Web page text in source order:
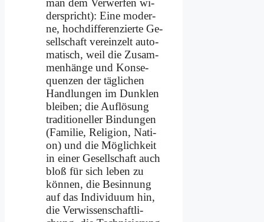
man dem Ver­wer­fen wi­
der­spricht): Ei­ne mo­der­
ne, hoch­dif­fe­ren­zier­te Ge­
sell­schaft ver­ein­zelt au­to­
ma­tisch, weil die Zu­sam­
men­hän­ge und Kon­se­
quen­zen der täg­li­chen
Hand­lun­gen im Dunk­len
blei­ben; die Auf­lö­sung
tra­di­tio­nel­ler Bin­dun­gen
(Fa­mi­lie, Re­li­gi­on, Na­ti­
on) und die Mög­lich­keit
in ei­ner Ge­sell­schaft auch
bloß für sich le­ben zu
kön­nen, die Be­sin­nung
auf das In­di­vi­du­um hin,
die Ver­wis­sen­schaft­li­